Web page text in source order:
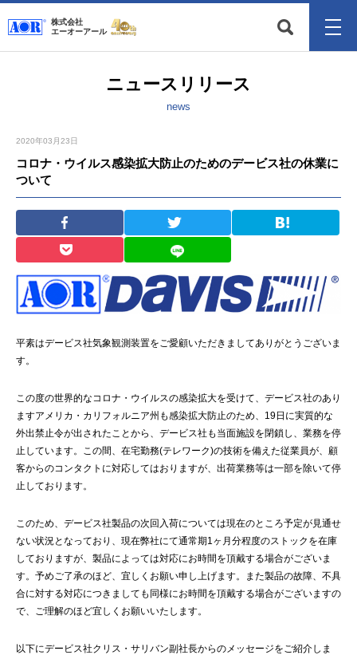
株式会社
エーオーアール
ニュースリリース
news
2020年03月23日
コロナ・ウイルス感染拡大防止のためのデービス社の休業に
ついて
平素はデービス社気象観測装置をご愛顧いただきましてありがとうございま
す。
この度の世界的なコロナ・ウイルスの感染拡大を受けて、デービス社のあり
ますアメリカ・カリフォルニア州も感染拡大防止のため、19日に実質的な
外出禁止令が出されたことから、デービス社も当面施設を閉鎖し、業務を停
止しています。この間、在宅勤務(テレワーク)の技術を備えた従業員が、顧
客からのコンタクトに対応してはおりますが、出荷業務等は一部を除いて停
止しております。
このため、デービス社製品の次回入荷については現在のところ予定が見通せ
ない状況となっており、現在弊社にて通常期1ヶ月分程度のストックを在庫
しておりますが、製品によっては対応にお時間を頂戴する場合がございま
す。予めご了承のほど、宜しくお願い申し上げます。また製品の故障、不具
合に対する対応につきましても同様にお時間を頂戴する場合がございますの
で、ご理解のほど宜しくお願いいたします。
以下にデービス社クリス・サリバン副社長からのメッセージをご紹介しま